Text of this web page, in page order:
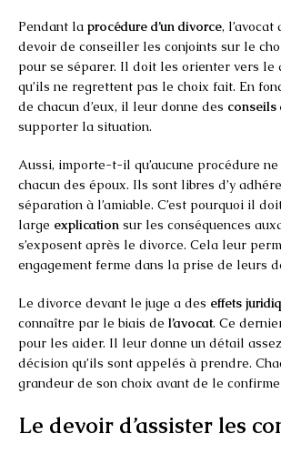
Pendant la procédure d’un divorce,
devoir de conseiller les conjoints sur le
pour se séparer. Il doit les orienter vers le
qu’ils ne regrettent pas le choix fait. En
de chacun d’eux, il leur donne des conseils
supporter la situation.
Aussi, importe-t-il qu’aucune procédure
chacun des époux. Ils sont libres d’y
séparation à l’amiable. C’est pourquoi il
large explication sur les conséquences
s’exposent après le divorce. Cela leur
engagement ferme dans la prise de leurs
Le divorce devant le juge a des effets
connaître par le biais de l’avocat. Ce
pour les aider. Il leur donne un détail
décision qu’ils sont appelés à prendre.
grandeur de son choix avant de le
Le devoir d’assister les